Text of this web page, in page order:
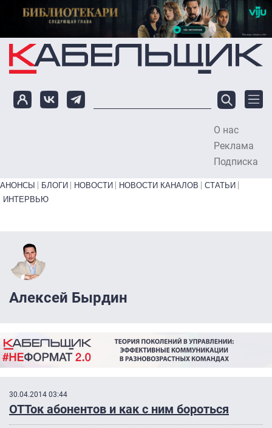
Перейти к основному содержанию
О нас
Реклама
Подписка
Primary links bottom
АНОНСЫ БЛОГИ НОВОСТИ НОВОСТИ КАНАЛОВ
СТАТЬИ
ИНТЕРВЬЮ
Алексей Бырдин
30.04.2014 03:44
ОТТок абонентов и как с ним бороться